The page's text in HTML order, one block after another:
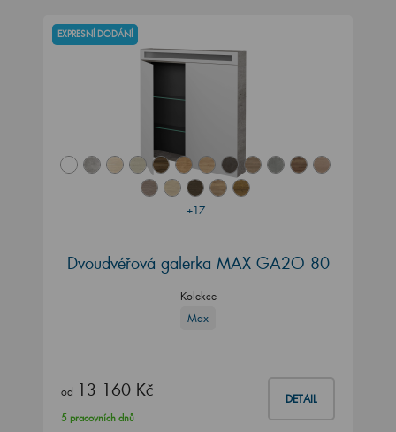
+17
EXPRESNÍ DODÁNÍ
Dvoudvéřová galerka MAX GA2O 80
Kolekce
Max
od 13 160 Kč DETAIL
5 pracovních dnů